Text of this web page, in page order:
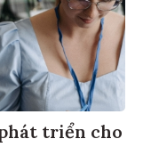
triển cho